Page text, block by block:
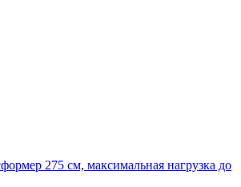
275 см, максимальная нагрузка до